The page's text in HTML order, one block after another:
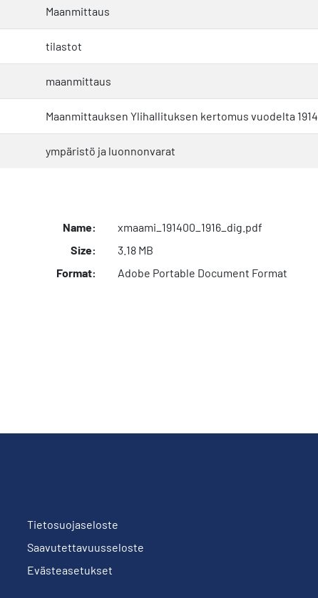
Maanmittaus
tilastot
maanmittaus
Maanmittauksen Ylihallituksen kertomus vuodelta 1914
ympäristö ja luonnonvarat
Name:
xmaami_191400_1916_dig.pdf
Size:
3.18 MB
Format:
Adobe Portable Document Format
Tietosuojaseloste
Saavutettavuusseloste
Evästeasetukset